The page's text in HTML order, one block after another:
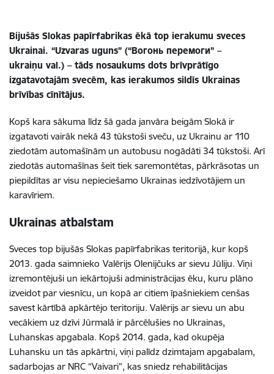
Bijušās Slokas papīrfabrikas ēkā top ierakumu sveces
Ukrainai. “Uzvaras uguns” (“Bогонь перемоги” –
ukraiņu val.) – tāds nosaukums dots brīvprātīgo
izgatavotajām svecēm, kas ierakumos sildīs Ukrainas
brīvības cīnītājus.
Kopš kara sākuma līdz šā gada janvāra beigām Slokā ir
izgatavoti vairāk nekā 43 tūkstoši sveču, uz Ukrainu ar 110
ziedotām automašīnām un autobusu nogādāti 34 tūkstoši. Arī
ziedotās automašīnas šeit tiek saremontētas, pārkrāsotas un
piepildītas ar visu nepieciešamo Ukrainas iedzīvotājiem un
karavīriem.
Ukrainas atbalstam
Sveces top bijušās Slokas papīrfabrikas teritorijā, kur kopš
2013. gada saimnieko Valērijs Olenijčuks ar sievu Jūliju. Viņi
izremontējuši un iekārtojuši administrācijas ēku, kuru plāno
izveidot par viesnīcu, un kopā ar citiem īpašniekiem cenšas
savest kārtībā apkārtējo teritoriju. Valērijs ar sievu un abu
vecākiem uz dzīvi Jūrmalā ir pārcēlušies no Ukrainas,
Luhanskas apgabala. Kopš 2014. gada, kad okupēja
Luhansku un tās apkārtni, viņi palīdz dzimtajam apgabalam,
sadarbojas ar NRC “Vaivari”, kas sniedz rehabilitācijas